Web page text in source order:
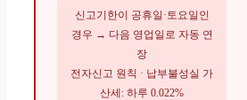
신고기한이 공휴일·토요일인
경우 → 다음 영업일로 자동 연
장
전자신고 원칙 · 납부불성실 가
산세: 하루 0.022%